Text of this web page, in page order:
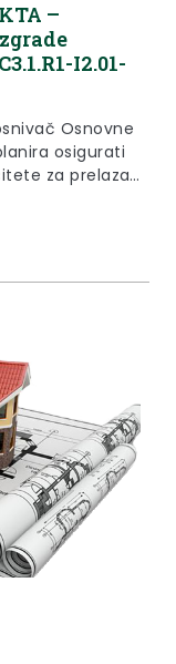
–
I2.01-
Osnovne
osigurati
za prelazak